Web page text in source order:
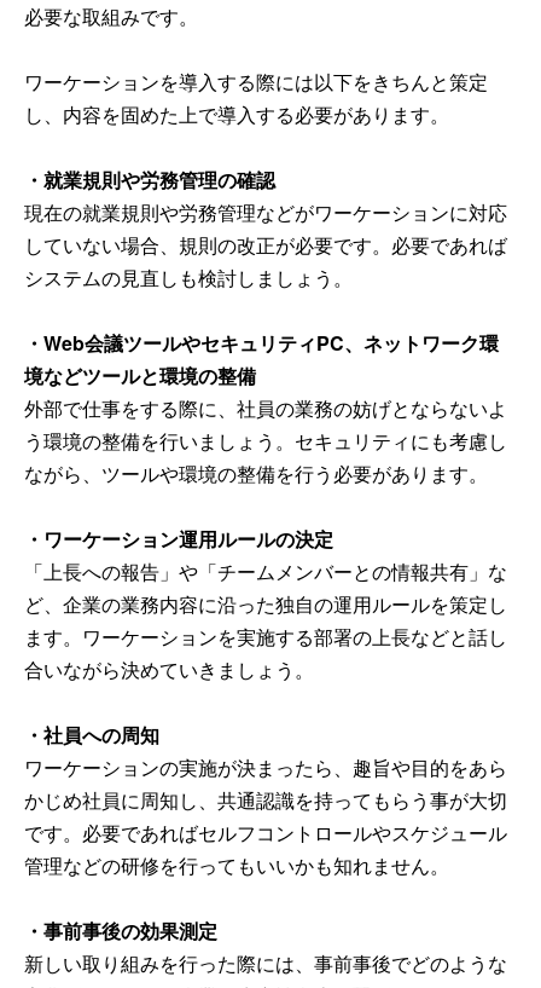
必要な取組みです。
ワーケーションを導入する際には以下をきちんと策定
し、内容を固めた上で導入する必要があります。
・就業規則や労務管理の確認
現在の就業規則や労務管理などがワーケーションに対応
していない場合、規則の改正が必要です。必要であれば
システムの見直しも検討しましょう。
・Web会議ツールやセキュリティPC、ネットワーク環
境などツールと環境の整備
外部で仕事をする際に、社員の業務の妨げとならないよ
う環境の整備を行いましょう。セキュリティにも考慮し
ながら、ツールや環境の整備を行う必要があります。
・ワーケーション運用ルールの決定
「上長への報告」や「チームメンバーとの情報共有」な
ど、企業の業務内容に沿った独自の運用ルールを策定し
ます。ワーケーションを実施する部署の上長などと話し
合いながら決めていきましょう。
・社員への周知
ワーケーションの実施が決まったら、趣旨や目的をあら
かじめ社員に周知し、共通認識を持ってもらう事が大切
です。必要であればセルフコントロールやスケジュール
管理などの研修を行ってもいいかも知れません。
・事前事後の効果測定
新しい取り組みを行った際には、事前事後でどのような